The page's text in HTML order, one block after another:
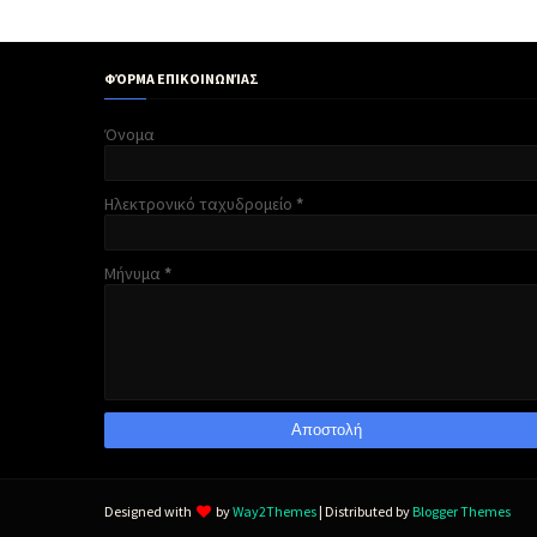
ΦΌΡΜΑ ΕΠΙΚΟΙΝΩΝΊΑΣ
Όνομα
Ηλεκτρονικό ταχυδρομείο *
Μήνυμα *
Designed with byWay2Themes | Distributed by Blogger Themes